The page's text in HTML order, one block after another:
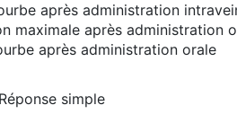
après administration
maximale après administration
après administration orale
simple